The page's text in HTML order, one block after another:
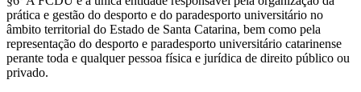
prática e gestão do desporto e do paradesporto universitário no
âmbito territorial do Estado de Santa Catarina, bem como pela
representação do desporto e paradesporto universitário catarinense
perante toda e qualquer pessoa física e jurídica de direito público ou
privado.